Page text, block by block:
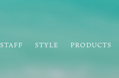
STAFF STYLE PRODUCTS